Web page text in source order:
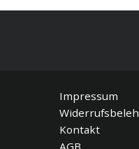
Impressum
Kontakt
AGB